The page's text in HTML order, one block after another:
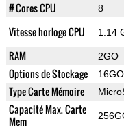
# Cores CPU 8
Vitesse horloge CPU 1.14
RAM 2GO
Options de Stockage 16GO
Type Carte Mémoire
Capacité Max. Carte
Mem